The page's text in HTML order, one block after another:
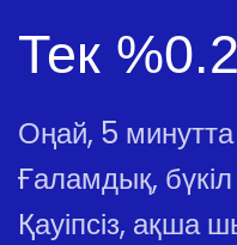
Тек
Оңай, 5
Ғаламдық, бүкіл
Қауіпсіз, ақша